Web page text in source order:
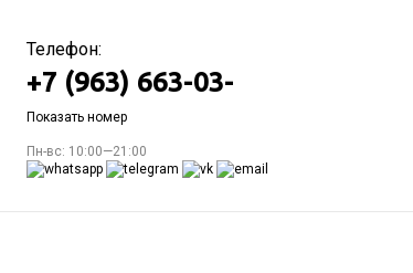
Телефон:
+7 (963) 663-03-
Показать номер
Пн-вс: 10:00—21:00